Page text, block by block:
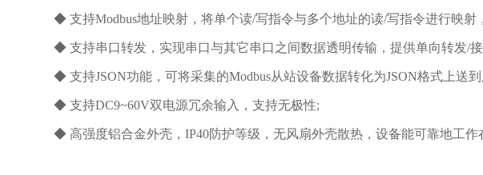
◆ 支持Modbus地址映射，将单个读/写指令与多个地址的读/写指令进行映射
◆ 支持串口转发，实现串口与其它串口之间数据透明传输，提供单向转发/
◆ 支持JSON功能，可将采集的Modbus从站设备数据转化为JSON格式上送
◆ 支持DC9~60V双电源冗余输入，支持无极性;
◆ 高强度铝合金外壳，IP40防护等级，无风扇外壳散热，设备能可靠地工